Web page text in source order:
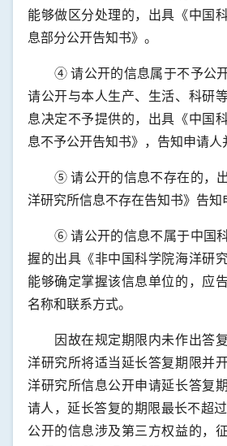
能够做区分处理的，出具《中国
息部分公开告知书》。
④ 请公开的信息属于不予公开
请公开与本人生产、生活、科研
息决定不予提供的，出具《中国
息不予公开告知书》，告知申请人
⑤ 请公开的信息不存在的，出
洋研究所信息不存在告知书》告知
⑥ 请公开的信息不属于中国科
握的出具《非中国科学院海洋研
能够确定掌握该信息单位的，应
名称和联系方式。
因故在规定期限内未作出答复
洋研究所将适当延长答复期限并
洋研究所信息公开申请延长答复
请人，延长答复的期限最长不超
公开的信息涉及第三方权益的，